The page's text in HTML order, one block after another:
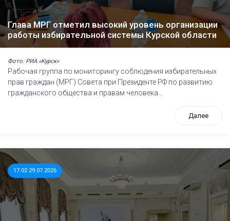
Глава МРГ отметил высокий уровень организации
работы избирательной системы Курской области
Фото: РИА «Курск»
Рабочая группа по мониторингу соблюдения избирательных
прав граждан (МРГ) Совета при Президенте РФ по развитию
гражданского общества и правам человека...
Далее
17:02 29.07.2026